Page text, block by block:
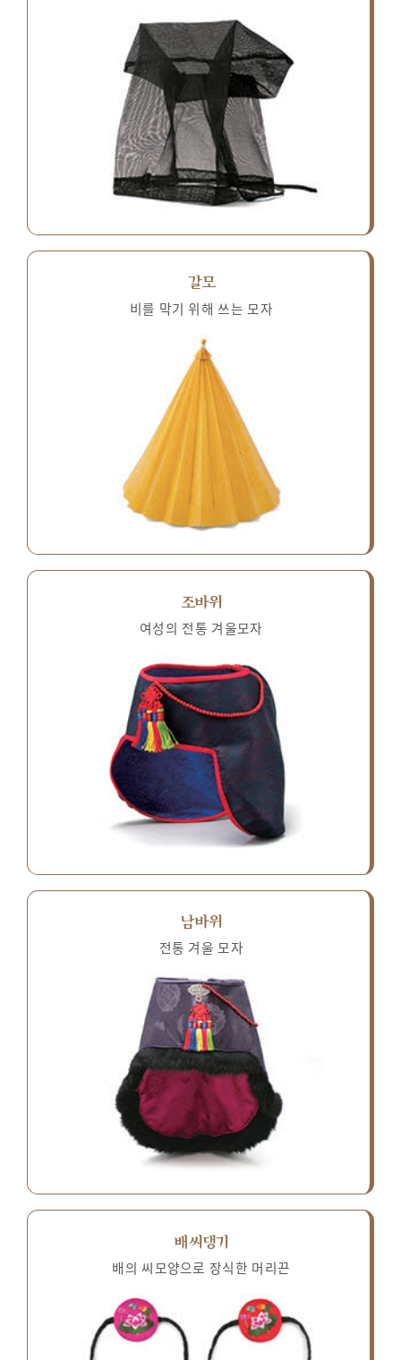
갈모
비를 막기 위해 쓰는 모자
조바위
여성의 전통 겨울모자
남바위
전통 겨울 모자
배씨댕기
배의 씨모양으로 장식한 머리끈